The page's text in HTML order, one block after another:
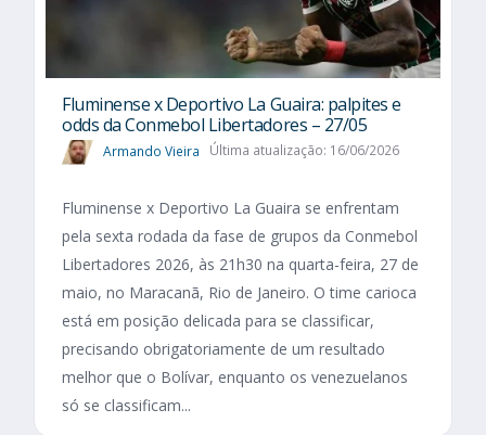
Fluminense x Deportivo La Guaira: palpites e
odds da Conmebol Libertadores – 27/05
Armando Vieira Última atualização: 16/06/2026
Fluminense x Deportivo La Guaira se enfrentam
pela sexta rodada da fase de grupos da Conmebol
Libertadores 2026, às 21h30 na quarta-feira, 27 de
maio, no Maracanã, Rio de Janeiro. O time carioca
está em posição delicada para se classificar,
precisando obrigatoriamente de um resultado
melhor que o Bolívar, enquanto os venezuelanos
só se classificam...